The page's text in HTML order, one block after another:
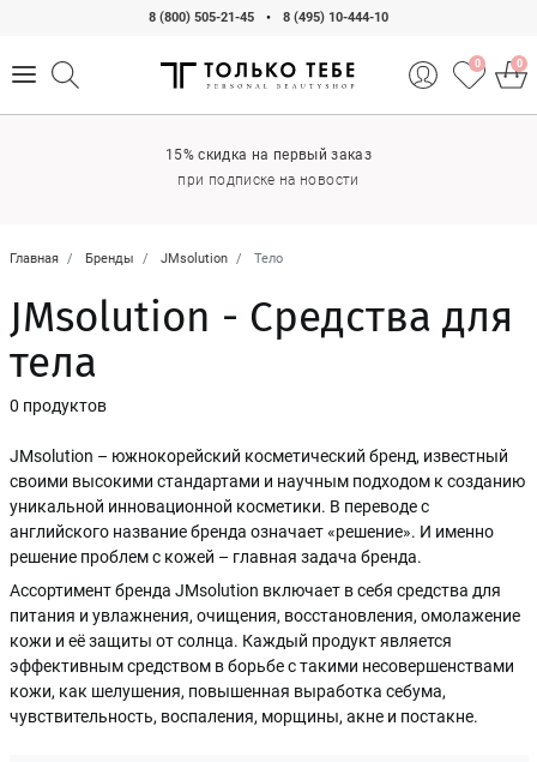
8 (800) 505-21-45 • 8 (495) 10-444-10
0 0
15% скидка на первый заказ
при подписке на новости
Главная Бренды JMsolution Тело
JMsolution - Средства для
тела
0 продуктов
JMsolution – южнокорейский косметический бренд, известный
своими высокими стандартами и научным подходом к созданию
уникальной инновационной косметики. В переводе с
английского название бренда означает «решение». И именно
решение проблем с кожей – главная задача бренда.
Ассортимент бренда JMsolution включает в себя средства для
питания и увлажнения, очищения, восстановления, омолажение
кожи и её защиты от солнца. Каждый продукт является
эффективным средством в борьбе с такими несовершенствами
кожи, как шелушения, повышенная выработка себума,
чувствительность, воспаления, морщины, акне и постакне.